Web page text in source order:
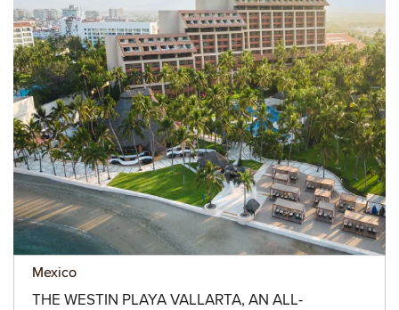
Mexico
THE WESTIN PLAYA VALLARTA, AN ALL-